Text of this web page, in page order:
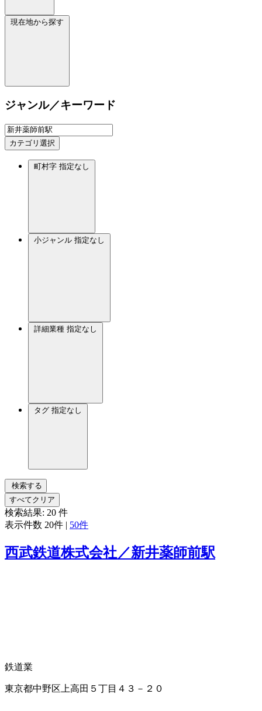
現在地から探す
ジャンル／キーワード
カテゴリ選択
町村字 指定なし
小ジャンル 指定なし
詳細業種 指定なし
タグ 指定なし
検索する
すべてクリア
検索結果: 20 件
表示件数 20件 | 50件
西武鉄道株式会社／新井薬師前駅
鉄道業
東京都中野区上高田５丁目４３－２０